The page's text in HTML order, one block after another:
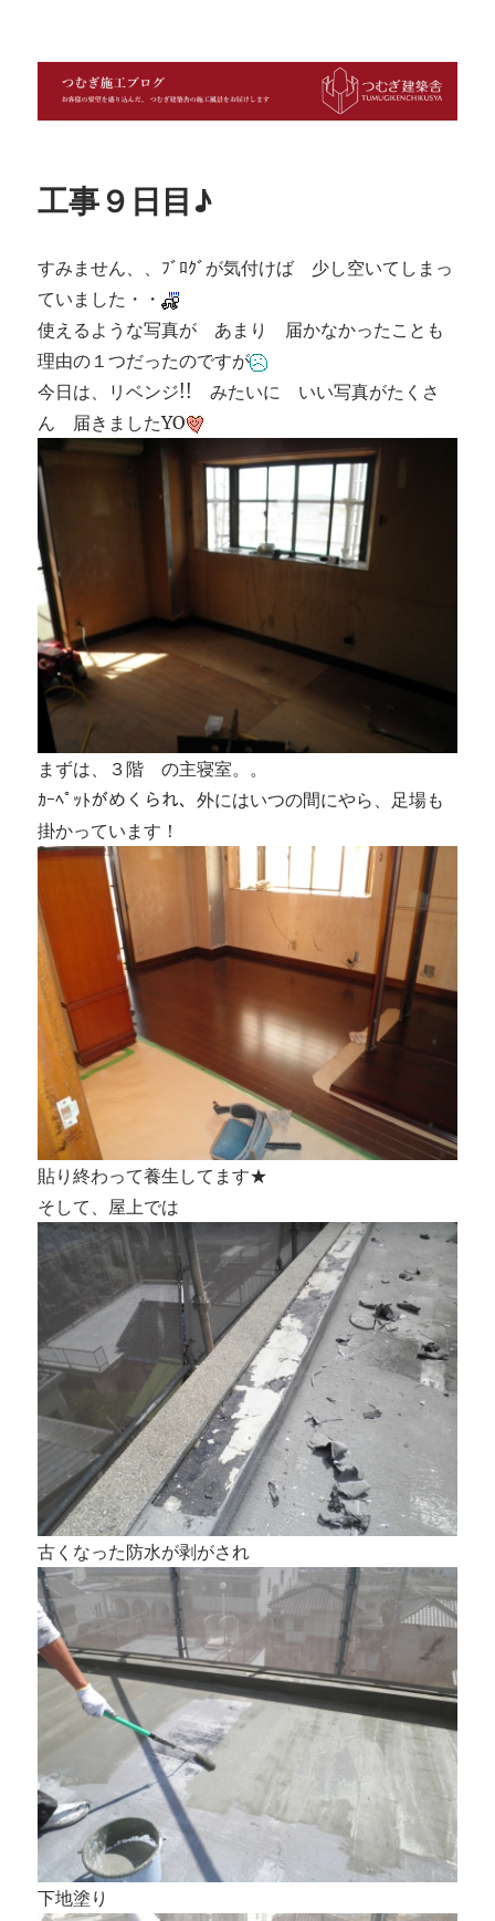
つむぎ施工ブログ
工事９日目♪
すみません、、ﾌﾞﾛｸﾞが気付けば 少し空いてしまっ
ていました・・
使えるような写真が あまり 届かなかったことも
理由の１つだったのですが
今日は、リベンジ!! みたいに いい写真がたくさ
ん 届きましたYO
まずは、３階 の主寝室。。
ｶｰﾍﾟｯﾄがめくられ、外にはいつの間にやら、足場も
掛かっています！
貼り終わって養生してます★
そして、屋上では
古くなった防水が剥がされ
下地塗り